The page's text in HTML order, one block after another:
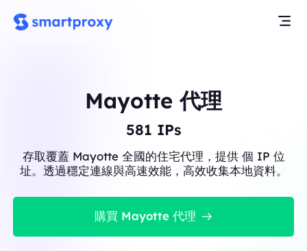
Mayotte 代理
581 IPs
存取覆蓋 Mayotte 全國的住宅代理，提供 個 IP 位
址。透過穩定連線與高速效能，高效收集本地資料。
購買 Mayotte 代理